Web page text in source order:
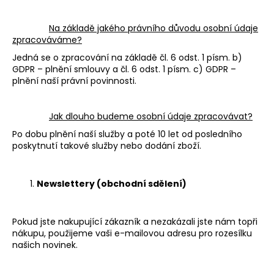
Na základě jakého právního důvodu osobní údaje
zpracováváme?
Jedná se o zpracování na základě čl. 6 odst. 1 písm. b)
GDPR – plnění smlouvy a čl. 6 odst. 1 písm. c) GDPR –
plnění naší právní povinnosti.
Jak dlouho budeme osobní údaje zpracovávat?
Po dobu plnění naší služby a poté 10 let od posledního
poskytnutí takové služby nebo dodání zboží.
Newslettery (obchodní sdělení)
Pokud jste nakupující zákazník a nezakázali jste nám topři
nákupu, použijeme vaši e-mailovou adresu pro rozesílku
našich novinek.